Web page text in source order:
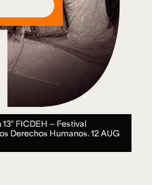
FICDEH — Festival
Derechos Humanos.12 AUG